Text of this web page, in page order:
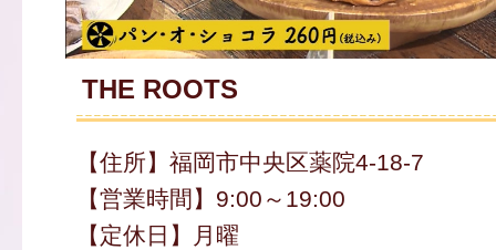
THE ROOTS
【住所】福岡市中央区薬院4-18-7
【営業時間】9:00～19:00
【定休日】月曜